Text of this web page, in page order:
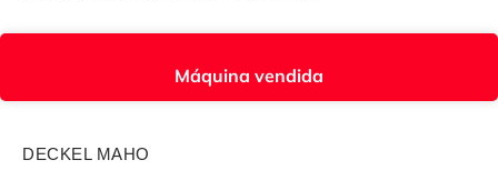
Máquina vendida
DECKEL MAHO